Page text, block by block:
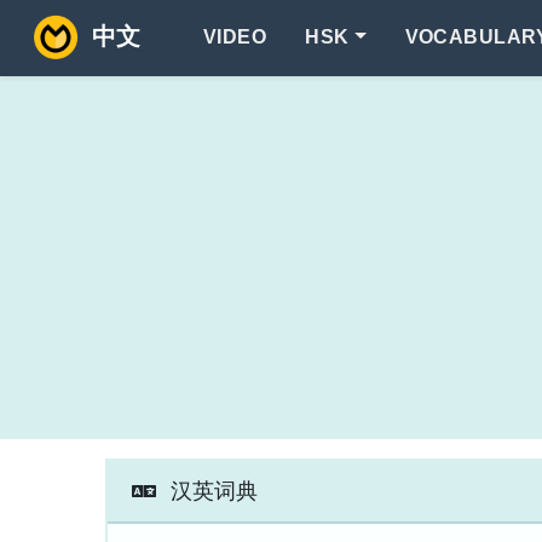
中文 VIDEO HSK
汉英词典